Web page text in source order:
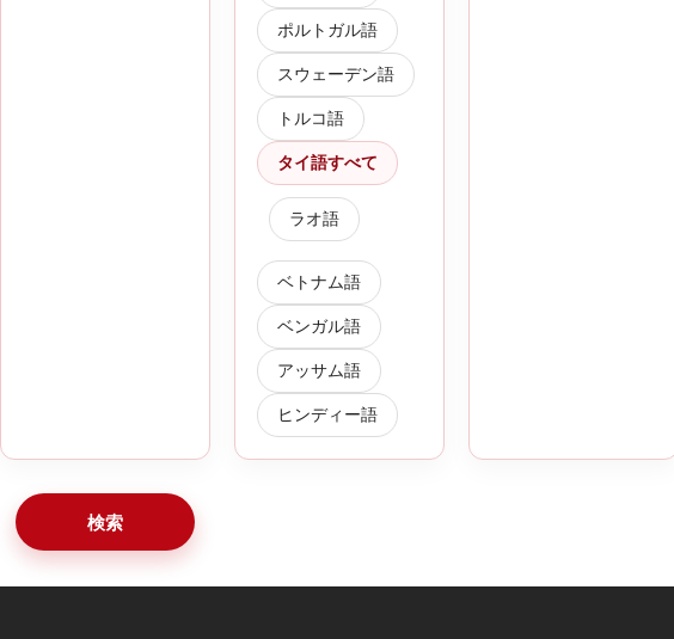
ポルトガル語
スウェーデン語
トルコ語
タイ語すべて
ラオ語
ベトナム語
ベンガル語
アッサム語
ヒンディー語
検索